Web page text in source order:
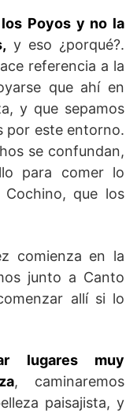
Poyos y no la
y eso ¿porqué?.
referencia a la
que ahí en
y que sepamos
por este entorno.
se confundan,
para comer lo
que los
comienza en la
junto a Canto
allí si lo
lugares muy
, caminaremos
paisajista, y